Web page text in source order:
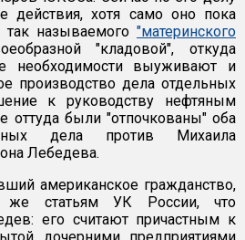
действия, хотя само оно пока
называемого "материнского
"кладовой", откуда
необходимости выуживают и
производство дела отдельных
к руководству нефтяным
оттуда были "отпочкованы" оба
дела против Михаила
Лебедева.
американское гражданство,
же статьям УК России, что
его считают причастным к
дочерними предприятиями